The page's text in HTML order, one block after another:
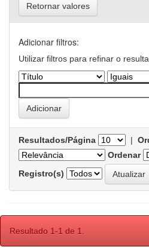
Retornar valores
Adicionar filtros:
Utilizar filtros para refinar o
Resultados/Página |
Ordenar
Registro(s)
Resultado 1-1 de 1.